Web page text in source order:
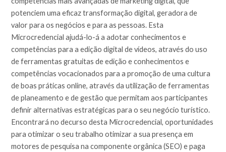
potenciem uma eficaz transformação digital, geradora de
valor para os negócios e para as pessoas. Esta
Microcredencial ajudá-lo-á a adotar conhecimentos e
competências para a edição digital de vídeos, através do uso
de ferramentas gratuitas de edição e conhecimentos e
competências vocacionados para a promoção de uma cultura
de boas práticas online, através da utilização de ferramentas
de planeamento e de gestão que permitam aos participantes
definir alternativas estratégicas para o seu negócio turístico.
Encontrará no decurso desta Microcredencial, oportunidades
para otimizar o seu trabalho otimizar a sua presença em
motores de pesquisa na componente orgânica (SEO) e paga